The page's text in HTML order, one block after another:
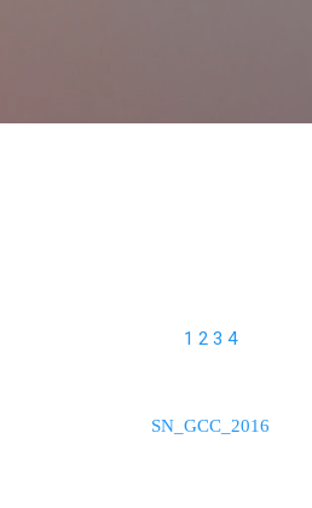
1 2 3 4
SN_GCC_2016